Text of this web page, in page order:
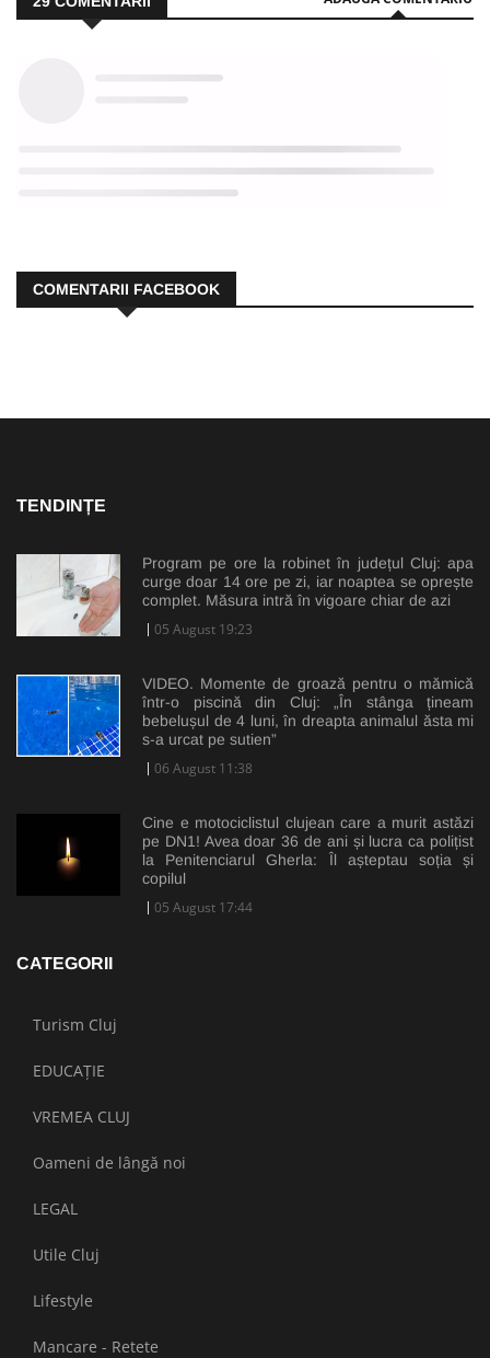
COMENTARII FACEBOOK
TENDINȚE
Program pe ore la robinet în județul Cluj: apa
curge doar 14 ore pe zi, iar noaptea se oprește
complet. Măsura intră în vigoare chiar de azi
05 August 19:23
VIDEO. Momente de groază pentru o mămică
într-o piscină din Cluj: „În stânga țineam
bebelușul de 4 luni, în dreapta animalul ăsta mi
s-a urcat pe sutien”
06 August 11:38
Cine e motociclistul clujean care a murit astăzi
pe DN1! Avea doar 36 de ani și lucra ca polițist
la Penitenciarul Gherla: Îl așteptau soția și
copilul
05 August 17:44
CATEGORII
Turism Cluj
EDUCAȚIE
VREMEA CLUJ
Oameni de lângă noi
LEGAL
Utile Cluj
Lifestyle
Mancare - Retete